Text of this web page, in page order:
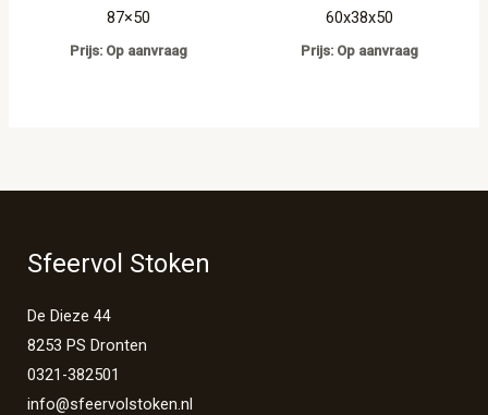
87×50
Prijs: Op aanvraag
60x38x50
Prijs: Op aanvraag
Sfeervol Stoken
De Dieze 44
8253 PS Dronten
0321-382501
info@sfeervolstoken.nl